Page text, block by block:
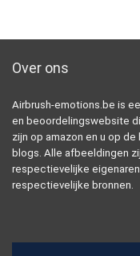
Over ons
Airbrush-emotions.be is
en beoordelingswebsite
zijn op amazon en u op
blogs. Alle afbeeldingen
respectievelijke
respectievelijke bronnen.